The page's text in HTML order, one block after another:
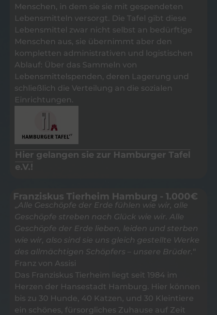
Menschen, in dem sie sie mit gespendeten
Lebensmitteln versorgt. Die Tafel gibt diese
Lebensmittel zwar nicht selbst an bedürftige
Menschen aus, sie übernimmt aber den
kompletten administrativen und logistischen
Ablauf: Über das Sammeln von
Lebensmittelspenden, deren Lagerung und
schließlich die Verteilung an die sozialen
Einrichtungen.
Hier gelangen sie zur Hamburger Tafel
e.V.!
Franziskus Tierheim Hamburg - 1.000€
„Alle Geschöpfe der Erde fühlen wie wir, alle
Geschöpfe streben nach Glück wie wir. Alle
Geschöpfe der Erde lieben, leiden und sterben
wie wir, also sind sie uns gleich gestellte Werke
des allmächtigen Schöpfers – unsere Brüder.“
Franz von Assisi
Das Franziskus Tierheim liegt seit 1984 im
Herzen der Hansestadt Hamburg. Hier können
bis zu 30 Hunde, 40 Katzen, und 30 Kleintiere
ein schönes, fürsorgliches Zuhause auf Zeit